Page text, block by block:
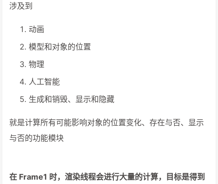
涉及到
动画
模型和对象的位置
物理
人工智能
生成和销毁、显示和隐藏
就是计算所有可能影响对象的位置变化、存在与否、显示
与否的功能模块
在 Frame1 时，渲染线程会进行大量的计算，目标是得到